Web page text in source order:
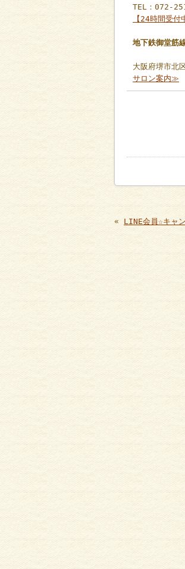
TEL：072-
【24時間受
地下鉄御堂筋
大阪府堺市北
サロン案内≫
« LINE会員☆キャ